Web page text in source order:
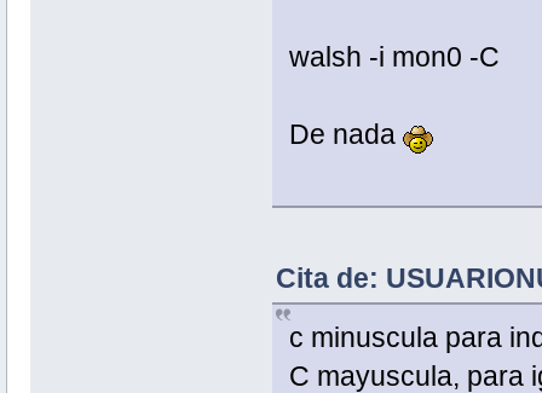
walsh -i mon0 -C
De nada
Cita de:
c minuscula para
C mayuscula, para